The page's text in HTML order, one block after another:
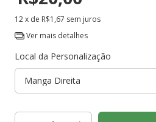
12x de R$1,67 sem juros
Ver mais detalhes
Local da Personalização